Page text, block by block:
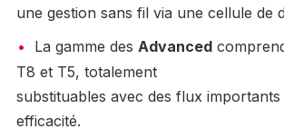
une gestion sans fil via une cellule de
La gamme des Advanced
T8 et T5, totalement
substituables avec des flux
efficacité.